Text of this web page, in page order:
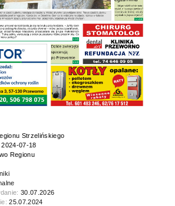
Strzelińskiego
2024-07-18
Regionu
30.07.2026
25.07.2024